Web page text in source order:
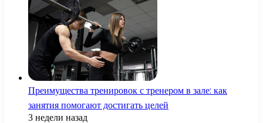
Преимущества тренировок с тренером в зале: как
занятия помогают достигать целей
3 недели назад